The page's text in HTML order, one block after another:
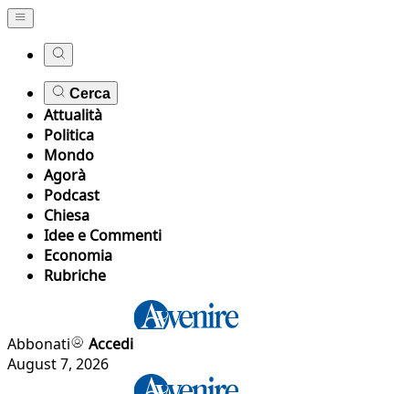
Cerca
Attualità
Politica
Mondo
Agorà
Podcast
Chiesa
Idee e Commenti
Economia
Rubriche
Abbonati
Accedi
August 7, 2026